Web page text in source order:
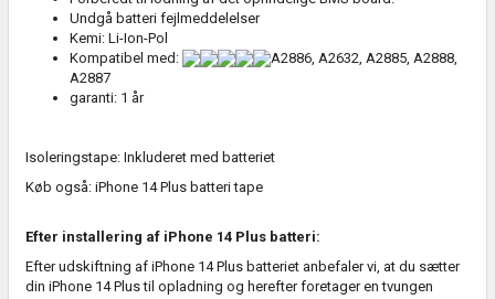
Undgå batteri fejlmeddelelser
Kemi: Li-Ion-Pol
Kompatibel med:
A2886, A2632, A2885, A2888,
A2887
garanti: 1 år
Isoleringstape: Inkluderet med batteriet
Køb også: iPhone 14 Plus batteri tape
Efter installering af iPhone 14 Plus batteri:
Efter udskiftning af iPhone 14 Plus batteriet anbefaler vi, at du sætter
din iPhone 14 Plus til opladning og herefter foretager en tvungen